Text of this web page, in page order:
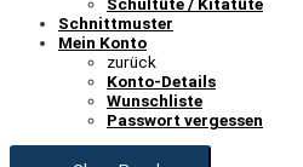
Schnittmuster
Mein Konto
zurück
Konto-Details
Wunschliste
Passwort vergessen